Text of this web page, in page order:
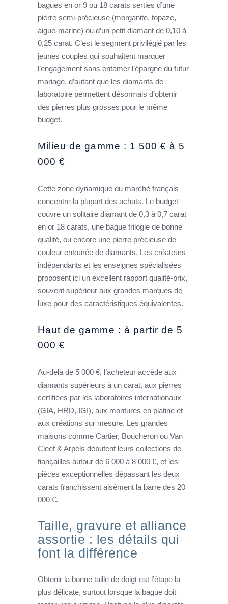
bagues en or 9 ou 18 carats serties d’une
pierre semi-précieuse (morganite, topaze,
aigue-marine) ou d’un petit diamant de 0,10 à
0,25 carat. C’est le segment privilégié par les
jeunes couples qui souhaitent marquer
l’engagement sans entamer l’épargne du futur
mariage, d’autant que les diamants de
laboratoire permettent désormais d’obtenir
des pierres plus grosses pour le même
budget.
Milieu de gamme : 1 500 € à 5
000 €
Cette zone dynamique du marché français
concentre la plupart des achats. Le budget
couvre un solitaire diamant de 0,3 à 0,7 carat
en or 18 carats, une bague trilogie de bonne
qualité, ou encore une pierre précieuse de
couleur entourée de diamants. Les créateurs
indépendants et les enseignes spécialisées
proposent ici un excellent rapport qualité-prix,
souvent supérieur aux grandes marques de
luxe pour des caractéristiques équivalentes.
Haut de gamme : à partir de 5
000 €
Au-delà de 5 000 €, l’acheteur accède aux
diamants supérieurs à un carat, aux pierres
certifiées par les laboratoires internationaux
(GIA, HRD, IGI), aux montures en platine et
aux créations sur mesure. Les grandes
maisons comme Cartier, Boucheron ou Van
Cleef & Arpels débutent leurs collections de
fiançailles autour de 6 000 à 8 000 €, et les
pièces exceptionnelles dépassant les deux
carats franchissent aisément la barre des 20
000 €.
Taille, gravure et alliance
assortie : les détails qui
font la différence
Obtenir la bonne taille de doigt est l’étape la
plus délicate, surtout lorsque la bague doit